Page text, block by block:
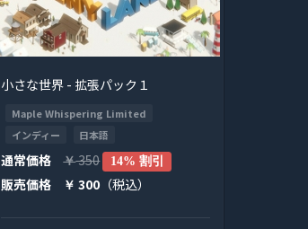
小さな世界 - 拡張パック１
Maple Whispering Limited
インディー
日本語
通常価格 ￥350 14% 割引
販売価格 ￥ 300 （税込）